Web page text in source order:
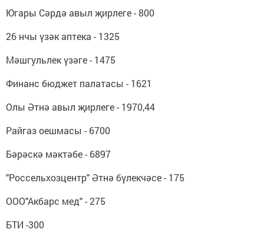
Югары Сәрдә авыл җирлеге - 800
26 нчы үзәк аптека - 1325
Мәшгульлек үзәге - 1475
Финанс бюджет палатасы - 1621
Олы Әтнә авыл җирлеге - 1970,44
Райгаз оешмасы - 6700
Бәрәскә мәктәбе - 6897
"Россельхозцентр" Әтнә бүлекчәсе - 175
ООО"Акбарс мед" - 275
БТИ -300